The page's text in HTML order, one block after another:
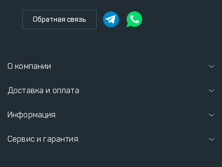
Обратная связь
О компании
Доставка и оплата
Информация
Сервис и гарантия